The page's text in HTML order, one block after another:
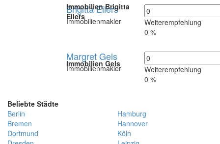
Brigitta Eilers
Immobilienmakler
Immobilien Brigitta
Eilers
Weiterempfehlung
0 %
Margret Gels
Immobilienmakler
Immobilien Gels
Weiterempfehlung
0 %
Beliebte Städte
Berlin
Bremen
Dortmund
Hamburg
Hannover
Köln